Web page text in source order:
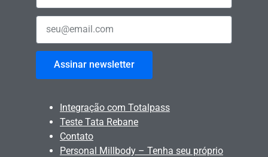
Assinar newsletter
Integração com Totalpass
Teste Tata Rebane
Contato
Personal Millbody – Tenha seu próprio